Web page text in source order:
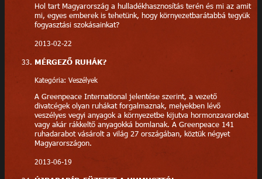
Hol tart Magyarország a hulladékhasznosítás terén és mi az amit
mi, egyes emberek is tehetünk, hogy környezetbarátabbá tegyük
fogyasztási szokásainkat?
2013-02-22
MÉRGEZŐ RUHÁK?
Kategória: Veszélyek
A Greenpeace International jelentése szerint, a vezető
divatcégek olyan ruhákat forgalmaznak, melyekben lévő
veszélyes vegyi anyagok a környezetbe kijutva hormonzavarokat
vagy akár rákkeltő anyagokká bomlanak. A Greenpeace 141
ruhadarabot vásárolt a világ 27 országában, köztük négyet
Magyarországon.
2013-06-19